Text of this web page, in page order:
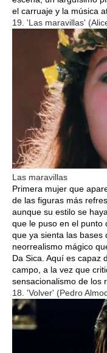
el carruaje y la música
19. 'Las maravillas'
Las maravillas
Primera mujer que
de las figuras más
aunque su estilo se
que le puso en el punto
que ya sienta las bases
neorrealismo mágico
Da Sica. Aquí es capaz
campo, a la vez que
sensacionalismo de los
18. 'Volver' (Pedro